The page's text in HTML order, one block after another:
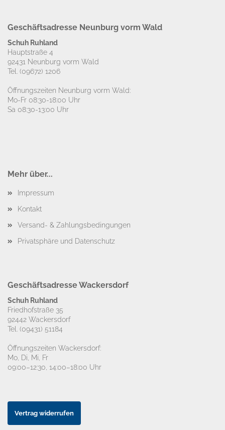
Geschäftsadresse Neunburg vorm Wald
Schuh Ruhland
Hauptstraße 4
92431 Neunburg vorm Wald
Tel. (09672) 1206
Öffnungszeiten Neunburg vorm Wald:
Mo-Fr 08:30-18:00 Uhr
Sa 08:30-13:00 Uhr
Mehr über...
Impressum
Kontakt
Versand- & Zahlungsbedingungen
Privatsphäre und Datenschutz
Geschäftsadresse Wackersdorf
Schuh Ruhland
Friedhofstraße 35
92442 Wackersdorf
Tel. (09431) 51184
Öffnungszeiten Wackersdorf:
Mo, Di, Mi, Fr
09:00–12:30, 14:00–18:00 Uhr
Vertrag widerrufen